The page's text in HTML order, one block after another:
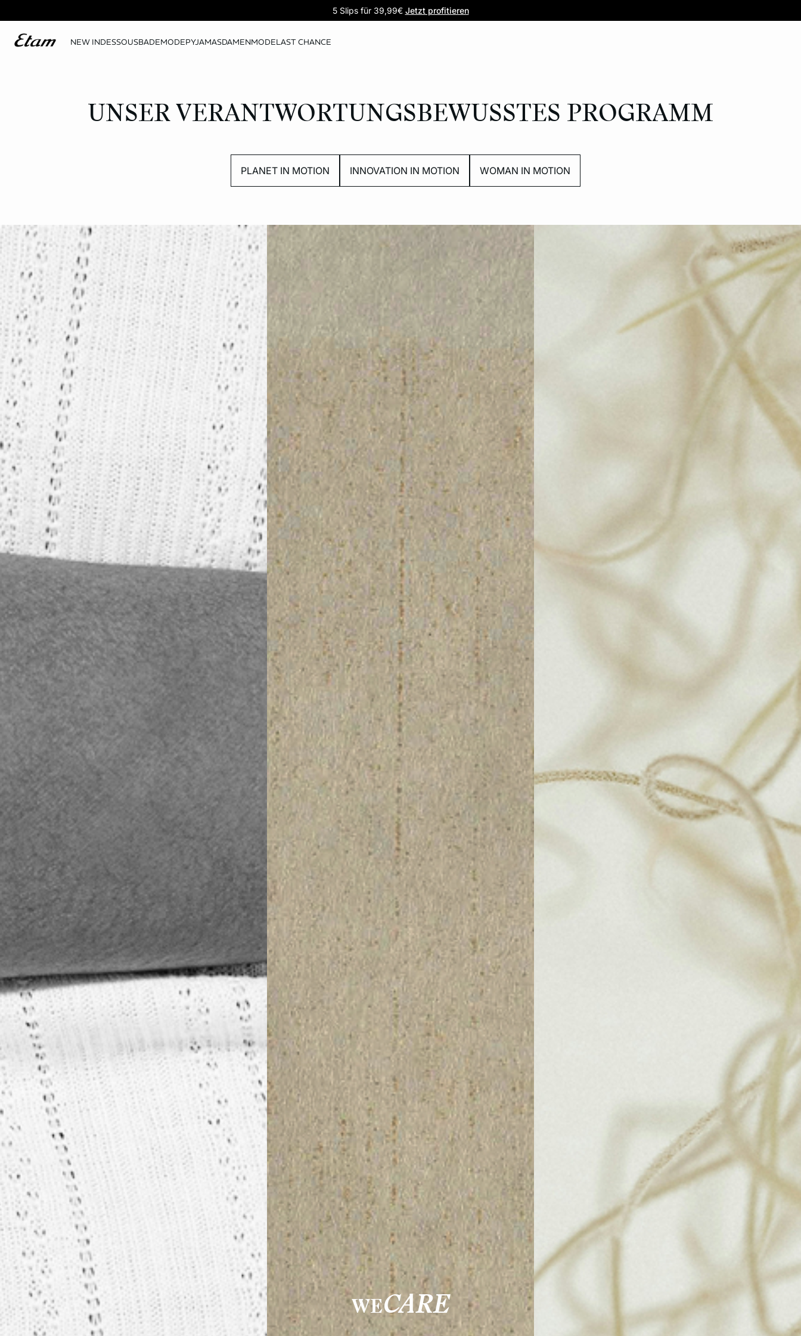
Satin-PyjamasJetzt entdecken
Pure DentelleKomfort trifft spitze
5 Slips für 39,99€ Jetzt profitieren
NEW INDESSOUSBADEMODEPYJAMASDAMENMODELAST CHANCE
UNSER VERANTWORTUNGSBEWUSSTES PROGRAMM
PLANET IN MOTION INNOVATION IN MOTION WOMAN IN MOTION
WECARE